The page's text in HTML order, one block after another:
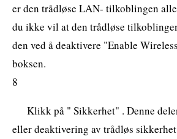
er den trådløse LAN- tilkoblingen
du ikke vil at den trådløse
den ved å deaktivere "Enable
boksen.
8
Klikk på " Sikkerhet" . Denne
eller deaktivering av trådløs sikkerhet